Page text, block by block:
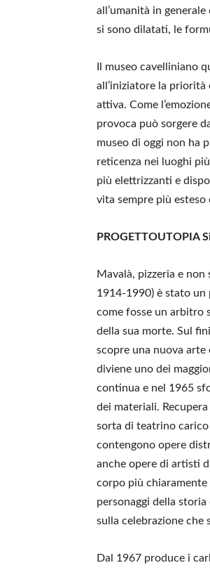
all’umanità in
si sono dilatati, le
Il museo cavelliniano
all’iniziatore la priorità
attiva. Come
provoca può sorgere
museo di oggi non ha
reticenza nei luoghi
più elettrizzanti e
vita sempre più
PROGETTOUTOPIA
Mavalà, pizzeria e
1914-1990) è stato un
come fosse un arbitro
della sua morte. Sul
scopre una nuova
diviene uno dei
continua e nel 1965
dei materiali.
sorta di teatrino carico
contengono opere
anche opere di artisti
corpo più
personaggi della
sulla celebrazione che
Dal 1967 produce i